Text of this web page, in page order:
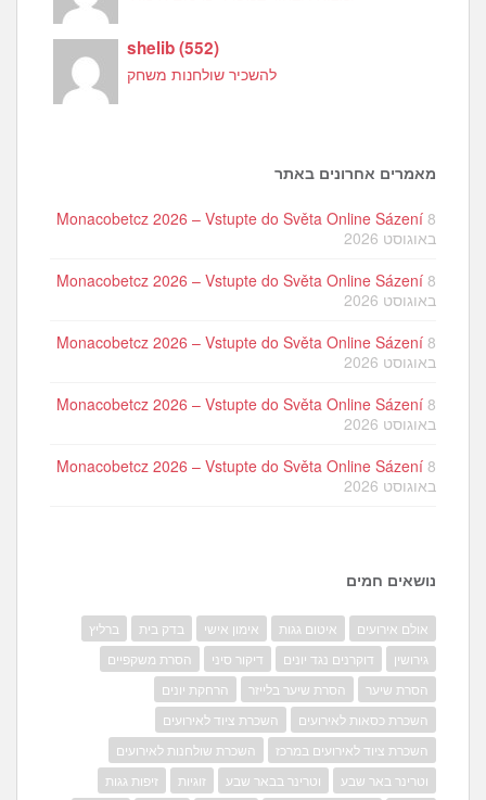
shelib(552)
להשכיר שולחנות משחק
מאמרים אחרונים באתר
Monacobetcz 2026 – Vstupte do Světa Online Sázení 8
באוגוסט 2026
Monacobetcz 2026 – Vstupte do Světa Online Sázení 8
באוגוסט 2026
Monacobetcz 2026 – Vstupte do Světa Online Sázení 8
באוגוסט 2026
Monacobetcz 2026 – Vstupte do Světa Online Sázení 8
באוגוסט 2026
Monacobetcz 2026 – Vstupte do Světa Online Sázení 8
באוגוסט 2026
נושאים חמים
אולם אירועים איטום גגות אימון אישי בדק בית
ברליץ
גירושין
דוקרנים נגד יונים דיקור סיני
הסרת משקפיים
הסרת שיער
הסרת שיער בלייזר
הרחקת יונים
השכרת כסאות לאירועים
השכרת ציוד לאירועים
השכרת ציוד לאירועים במרכז
השכרת שולחנות לאירועים
וטרינר באר שבע
וטרינר בבאר שבע זוגיות זיפות גגות